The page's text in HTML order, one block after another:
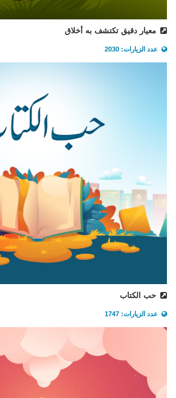
معيار دقيق تكتشف به أخلاق
عدد الزيارات: 2030
حب الكتاب
عدد الزيارات: 1747